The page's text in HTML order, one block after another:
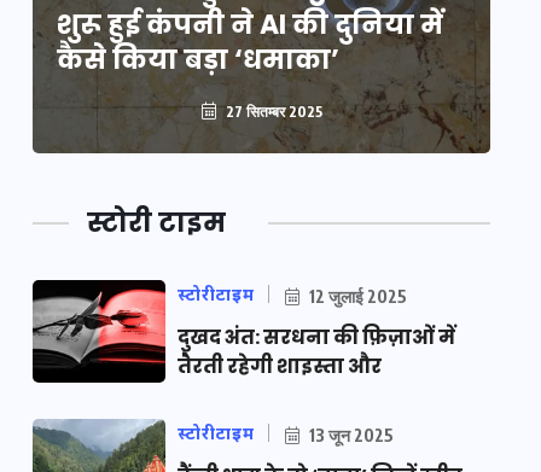
शुरू हुई कंपनी ने AI की दुनिया में
कैसे किया बड़ा ‘धमाका’
27 सितम्बर 2025
स्टोरी टाइम
स्टोरीटाइम 12 जुलाई 2025
दुखद अंत: सरधना की फ़िज़ाओं में
तैरती रहेगी शाइस्ता और
स्टोरीटाइम 13 जून 2025